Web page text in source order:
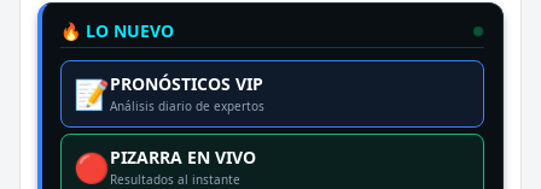
🔥 LO NUEVO
📝PRONÓSTICOS VIP
Análisis diario de expertos
🔴PIZARRA EN VIVO
Resultados al instante